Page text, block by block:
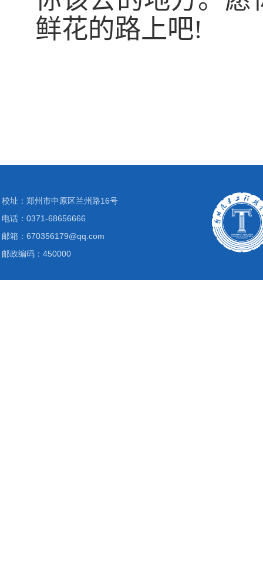
鲜花的路上吧!
校址：郑州市中原区兰州路16号
电话：0371-68656666
邮箱：670356179@qq.com
邮政编码：450000